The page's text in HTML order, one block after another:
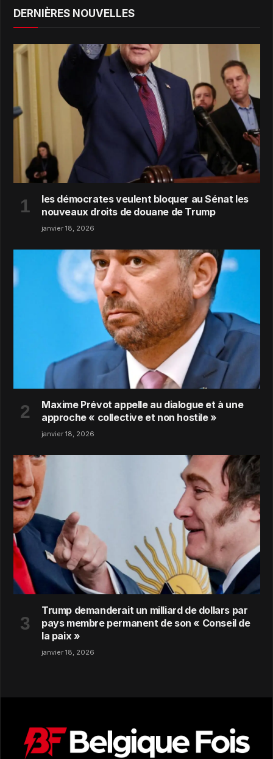
DERNIÈRES NOUVELLES
les démocrates veulent bloquer au Sénat les
nouveaux droits de douane de Trump
janvier 18, 2026
Maxime Prévot appelle au dialogue et à une
approche « collective et non hostile »
janvier 18, 2026
Trump demanderait un milliard de dollars par
pays membre permanent de son « Conseil de
la paix »
janvier 18, 2026